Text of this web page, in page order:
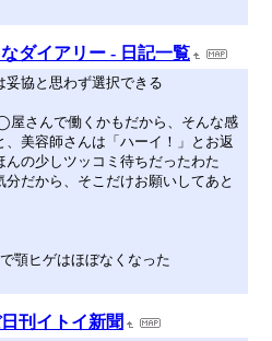
ダイアリー - 日記一覧
妥協と思わず選択できる
さんで働くかもだから、そんな感
、美容師さんは「ハーイ！」とお返
の少しツッコミ待ちだったわた
だから、そこだけお願いしてあと
顎ヒゲはほぼなくなった
刊イトイ新聞